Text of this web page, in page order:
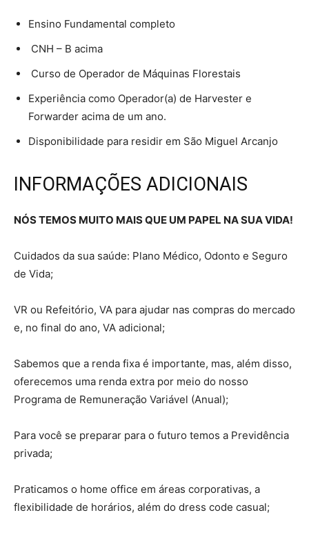
Ensino Fundamental completo
CNH – B acima
Curso de Operador de Máquinas Florestais
Experiência como Operador(a) de Harvester e
Forwarder acima de um ano.
Disponibilidade para residir em São Miguel Arcanjo
INFORMAÇÕES ADICIONAIS
NÓS TEMOS MUITO MAIS QUE UM PAPEL NA SUA VIDA!
Cuidados da sua saúde: Plano Médico, Odonto e Seguro
de Vida;
VR ou Refeitório, VA para ajudar nas compras do mercado
e, no final do ano, VA adicional;
Sabemos que a renda fixa é importante, mas, além disso,
oferecemos uma renda extra por meio do nosso
Programa de Remuneração Variável (Anual);
Para você se preparar para o futuro temos a Previdência
privada;
Praticamos o home office em áreas corporativas, a
flexibilidade de horários, além do dress code casual;